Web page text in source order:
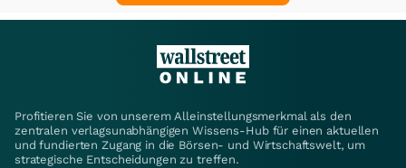
Profitieren Sie von unserem Alleinstellungsmerkmal als den
zentralen verlagsunabhängigen Wissens-Hub für einen aktuellen
und fundierten Zugang in die Börsen- und Wirtschaftswelt, um
strategische Entscheidungen zu treffen.